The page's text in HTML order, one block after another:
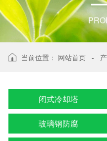
当前位置： 网站首页 -
闭式冷却塔
玻璃钢防腐